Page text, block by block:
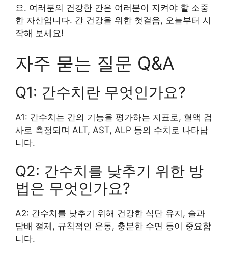
요. 여러분의 건강한 간은 여러분이 지켜야 할 소중
한 자산입니다. 간 건강을 위한 첫걸음, 오늘부터 시
작해 보세요!
자주 묻는 질문 Q&A
Q1: 간수치란 무엇인가요?
A1: 간수치는 간의 기능을 평가하는 지표로, 혈액 검
사로 측정되며 ALT, AST, ALP 등의 수치로 나타납
니다.
Q2: 간수치를 낮추기 위한 방
법은 무엇인가요?
A2: 간수치를 낮추기 위해 건강한 식단 유지, 술과
담배 절제, 규칙적인 운동, 충분한 수면 등이 중요합
니다.